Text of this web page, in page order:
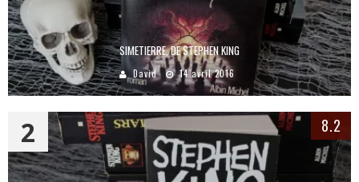
SIMETIERRE, DE STEPHEN KING
David 14 avril 2016
2 8.2